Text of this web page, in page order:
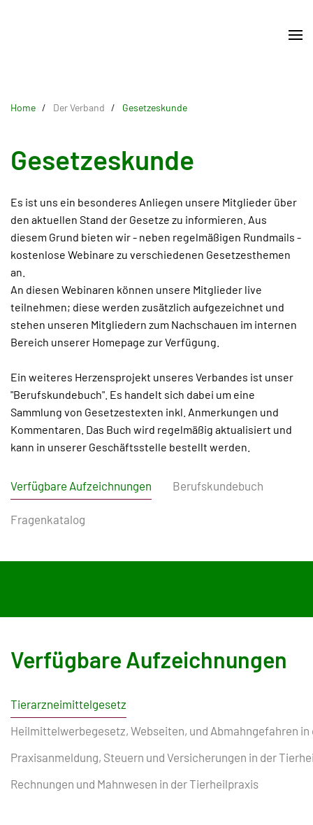
Home Der Verband Gesetzeskunde
Gesetzeskunde
Es ist uns ein besonderes Anliegen unsere Mitglieder über
den aktuellen Stand der Gesetze zu informieren. Aus
diesem Grund bieten wir - neben regelmäßigen Rundmails -
kostenlose Webinare zu verschiedenen Gesetzesthemen
an.
An diesen Webinaren können unsere Mitglieder live
teilnehmen; diese werden zusätzlich aufgezeichnet und
stehen unseren Mitgliedern zum Nachschauen im internen
Bereich unserer Homepage zur Verfügung.
Ein weiteres Herzensprojekt unseres Verbandes ist unser
"Berufskundebuch". Es handelt sich dabei um eine
Sammlung von Gesetzestexten inkl. Anmerkungen und
Kommentaren. Das Buch wird regelmäßig aktualisiert und
kann in unserer Geschäftsstelle bestellt werden.
Verfügbare Aufzeichnungen Berufskundebuch
Fragenkatalog
Verfügbare Aufzeichnungen
Tierarzneimittelgesetz
Heilmittelwerbegesetz, Webseiten, und Abmahngefahren
Praxisanmeldung, Steuern und Versicherungen in der
Rechnungen und Mahnwesen in der Tierheilpraxis